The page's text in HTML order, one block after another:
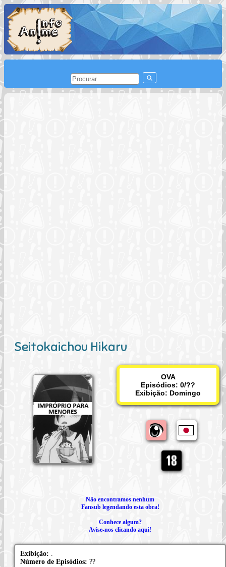
Seitokaichou Hikaru
OVA
Episódios: 0/??
Exibição: Domingo
Não encontramos nenhum
Fansub legendando esta obra!
Conhece algum?
Avise-nos clicando aqui!
Exibição:
Número de Episódios: ??